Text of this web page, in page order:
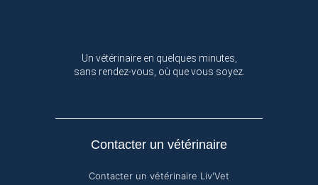
Un vétérinaire en quelques minutes,
sans rendez-vous, où que vous soyez.
Contacter un vétérinaire
Contacter un vétérinaire Liv'Vet